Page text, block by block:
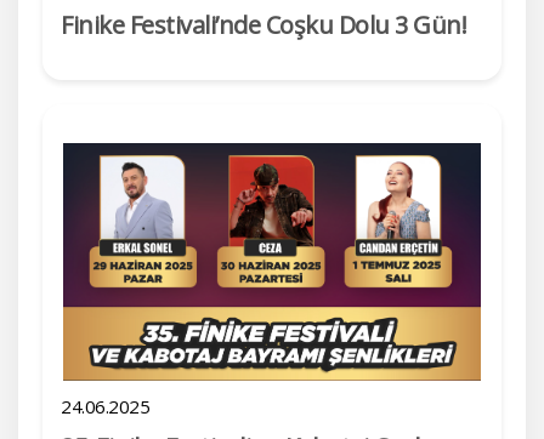
Finike Festivali’nde Coşku Dolu 3 Gün!
24.06.2025